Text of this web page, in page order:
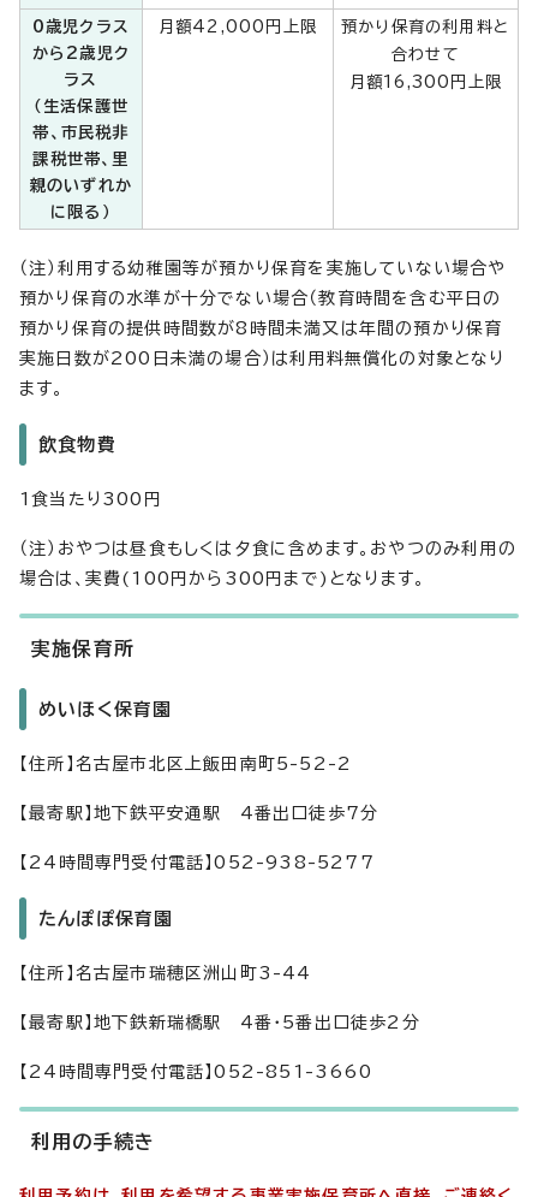
0歳児クラス
から2歳児ク
ラス
（生活保護世
帯、市民税非
課税世帯、里
親のいずれか
に限る）
月額42,000円上限
預かり保育の利用料と
合わせて
月額16,300円上限
（注）利用する幼稚園等が預かり保育を実施していない場合や
預かり保育の水準が十分でない場合（教育時間を含む平日の
預かり保育の提供時間数が8時間未満又は年間の預かり保育
実施日数が200日未満の場合）は利用料無償化の対象となり
ます。
飲食物費
1食当たり300円
（注）おやつは昼食もしくは夕食に含めます。おやつのみ利用の
場合は、実費(100円から300円まで)となります。
実施保育所
めいほく保育園
【住所】名古屋市北区上飯田南町5-52-2
【最寄駅】地下鉄平安通駅 4番出口徒歩7分
【24時間専門受付電話】052-938-5277
たんぽぽ保育園
【住所】名古屋市瑞穂区洲山町3-44
【最寄駅】地下鉄新瑞橋駅 4番・5番出口徒歩2分
【24時間専門受付電話】052-851-3660
利用の手続き